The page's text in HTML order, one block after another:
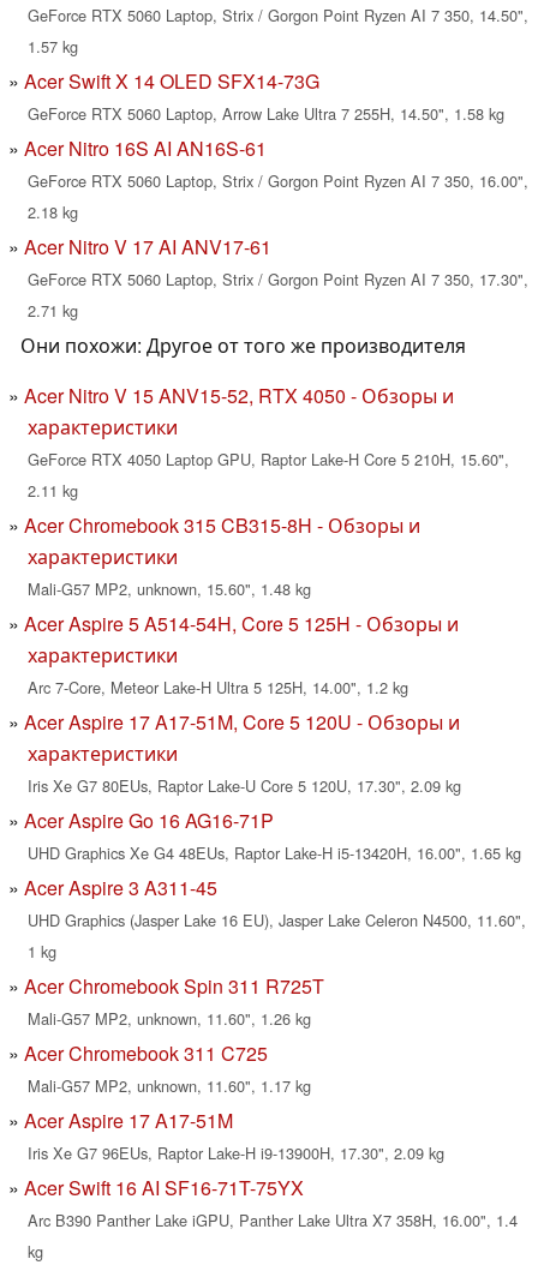
GeForce RTX 5060 Laptop, Strix / Gorgon Point Ryzen AI 7 350, 14.50",
1.57 kg
Acer Swift X 14 OLED SFX14-73G
GeForce RTX 5060 Laptop, Arrow Lake Ultra 7 255H, 14.50", 1.58 kg
Acer Nitro 16S AI AN16S-61
GeForce RTX 5060 Laptop, Strix / Gorgon Point Ryzen AI 7 350, 16.00",
2.18 kg
Acer Nitro V 17 AI ANV17-61
GeForce RTX 5060 Laptop, Strix / Gorgon Point Ryzen AI 7 350, 17.30",
2.71 kg
Они похожи: Другое от того же производителя
Acer Nitro V 15 ANV15-52, RTX 4050 - Обзоры и
характеристики
GeForce RTX 4050 Laptop GPU, Raptor Lake-H Core 5 210H, 15.60",
2.11 kg
Acer Chromebook 315 CB315-8H - Обзоры и
характеристики
Mali-G57 MP2, unknown, 15.60", 1.48 kg
Acer Aspire 5 A514-54H, Core 5 125H - Обзоры и
характеристики
Arc 7-Core, Meteor Lake-H Ultra 5 125H, 14.00", 1.2 kg
Acer Aspire 17 A17-51M, Core 5 120U - Обзоры и
характеристики
Iris Xe G7 80EUs, Raptor Lake-U Core 5 120U, 17.30", 2.09 kg
Acer Aspire Go 16 AG16-71P
UHD Graphics Xe G4 48EUs, Raptor Lake-H i5-13420H, 16.00", 1.65 kg
Acer Aspire 3 A311-45
UHD Graphics (Jasper Lake 16 EU), Jasper Lake Celeron N4500, 11.60",
1 kg
Acer Chromebook Spin 311 R725T
Mali-G57 MP2, unknown, 11.60", 1.26 kg
Acer Chromebook 311 C725
Mali-G57 MP2, unknown, 11.60", 1.17 kg
Acer Aspire 17 A17-51M
Iris Xe G7 96EUs, Raptor Lake-H i9-13900H, 17.30", 2.09 kg
Acer Swift 16 AI SF16-71T-75YX
Arc B390 Panther Lake iGPU, Panther Lake Ultra X7 358H, 16.00", 1.4
kg